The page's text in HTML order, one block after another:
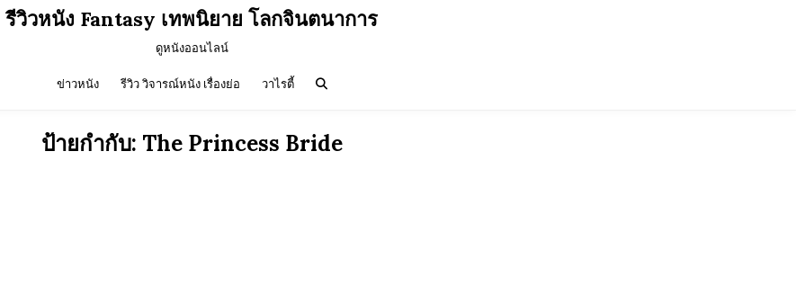
รีวิวหนัง Fantasy เทพนิยาย โลกจินตนาการ
ดูหนังออนไลน์
ข่าวหนัง รีวิว วิจารณ์หนัง เรื่องย่อ วาไรตี้
ป้ายกำกับ: The Princess Bride